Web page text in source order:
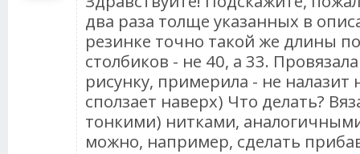
два раза толще указанных в
резинке точно такой же длины
столбиков - не 40, а 33.
рисунку, примерила - не налазит
сползает наверх) Что делать?
тонкими) нитками,
можно, например, сделать